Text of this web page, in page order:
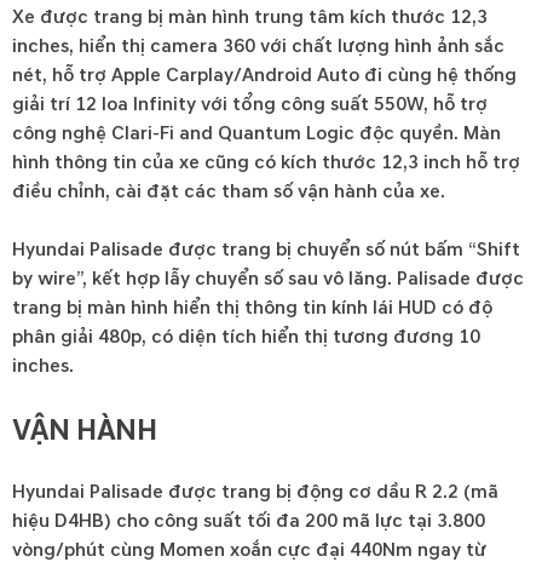
Xe được trang bị màn hình trung tâm kích thước 12,3
inches, hiển thị camera 360 với chất lượng hình ảnh sắc
nét, hỗ trợ Apple Carplay/Android Auto đi cùng hệ thống
giải trí 12 loa Infinity với tổng công suất 550W, hỗ trợ
công nghệ Clari-Fi and Quantum Logic độc quyền. Màn
hình thông tin của xe cũng có kích thước 12,3 inch hỗ trợ
điều chỉnh, cài đặt các tham số vận hành của xe.
Hyundai Palisade được trang bị chuyển số nút bấm “Shift
by wire”, kết hợp lẫy chuyển số sau vô lăng. Palisade được
trang bị màn hình hiển thị thông tin kính lái HUD có độ
phân giải 480p, có diện tích hiển thị tương đương 10
inches.
VẬN HÀNH
Hyundai Palisade được trang bị động cơ dầu R 2.2 (mã
hiệu D4HB) cho công suất tối đa 200 mã lực tại 3.800
vòng/phút cùng Momen xoắn cực đại 440Nm ngay từ